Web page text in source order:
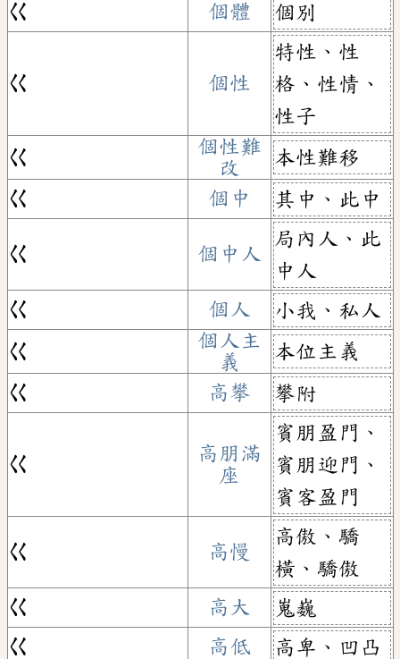
ㄍ
個體 個別
ㄍ 個性
特性、性
格、性情、
性子
ㄍ
個性難
改
本性難移
ㄍ
個中 其中、此中
ㄍ 個中人
局內人、此
中人
ㄍ
個人
小我、私人
ㄍ
個人主
義
本位主義
ㄍ
高攀 攀附
ㄍ
高朋滿
座
賓朋盈門、
賓朋迎門、
賓客盈門
ㄍ 高慢
高傲、驕
橫、驕傲
ㄍ
高大
嵬巍
ㄍ
高低
高卑、凹凸